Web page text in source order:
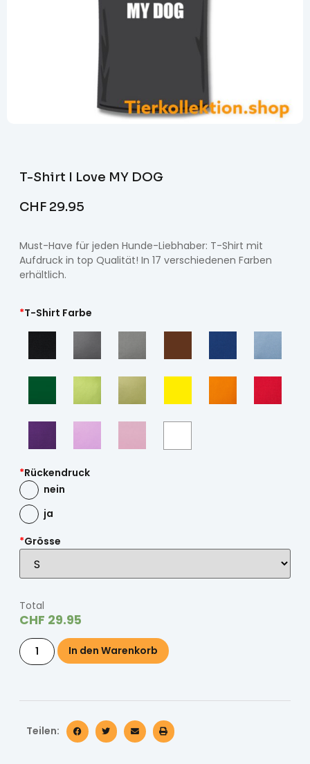
T-Shirt I Love MY DOG
CHF 29.95
Must-Have für jeden Hunde-Liebhaber: T-Shirt mit
Aufdruck in top Qualität! In 17 verschiedenen Farben
erhältlich.
*T-Shirt Farbe
*Rückendruck
nein
ja
*Grösse
Total
CHF 29.95
In den Warenkorb
Teilen: